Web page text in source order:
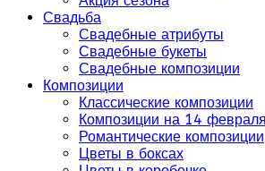
Свадьба
Свадебные атрибуты
Свадебные букеты
Свадебные композиции
Композиции
Классические композиции
Композиции на 14 февраля
Романтические композиции
Цветы в боксах